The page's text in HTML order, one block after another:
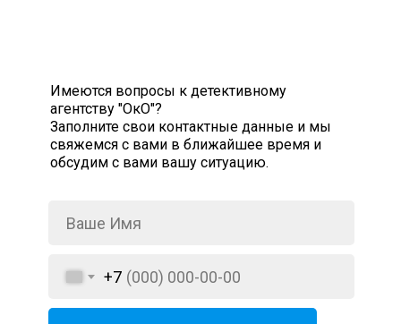
Имеются вопросы к детективному
агентству "ОкО"?
Заполните свои контактные данные и мы
свяжемся с вами в ближайшее время и
обсудим с вами вашу ситуацию.
+7